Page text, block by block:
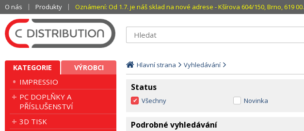
O nás Produkty Oznámení: Od 1.7. je náš sklad na nové adrese - Kšírova 604/150, Brno, 619 00.
KATEGORIE VÝROBCI
IMPRESSIO
PC DOPLŇKY A
PŘÍSLUŠENSTVÍ
3D TISK
Hlavní strana Vyhledávání
Status
Všechny Novinka
Podrobné vyhledávání